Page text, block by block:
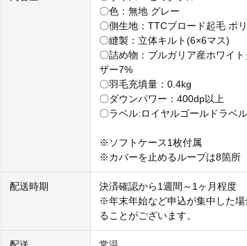
〇色：無地 グレー
〇側生地：TTCブロード起毛 ポ
〇縫製：立体キルト(6×6マス)
〇詰め物：ブルガリア産ホワイ
ザー7%
〇羽毛充填量：0.4kg
〇ダウンパワー：400dp以上
〇ラベル:ロイヤルゴールドラベル
※ソフトケース1枚付属
※カバーを止めるループは8箇所
配送時期
決済確認から1週間～1ヶ月程度
※年末年始など申込が集中した
ることがございます。